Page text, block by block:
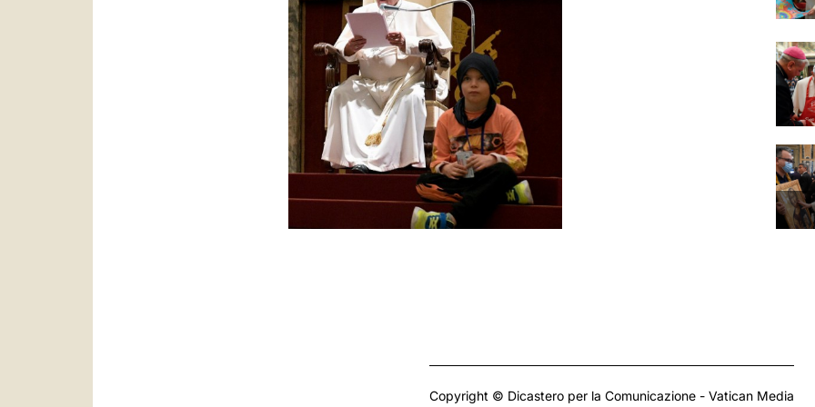
Copyright © Dicastero per la Comunicazione - Vatican Media